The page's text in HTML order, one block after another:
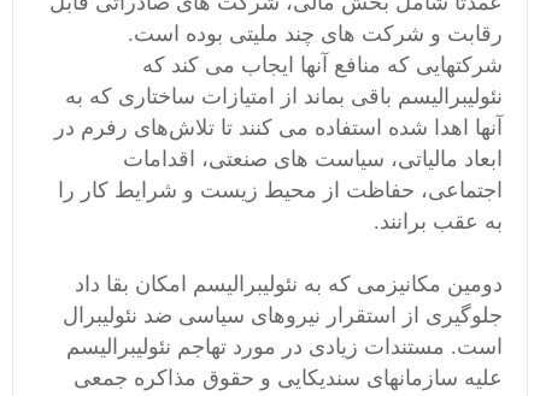
رقابت و شرکت های چند ملیتی بوده است.
شرکتهایی که منافع آنها ایجاب می کند که
نئولیبرالیسم باقی بماند از امتیازات ساختاری که به
آنها اهدا شده استفاده می کنند تا تلاش‌های رفرم در
ابعاد مالیاتی، سیاست های صنعتی، اقدامات
اجتماعی، حفاظت از محیط زیست و شرایط کار را
به عقب برانند.
دومین مکانیزمی که به نئولیبرالیسم امکان بقا داد
جلوگیری از استقرار نیروهای سیاسی ضد نئولیبرال
است. مستندات زیادی در مورد تهاجم نئولیبرالیسم
علیه سازمانهای سندیکایی و حقوق مذاکره جمعی